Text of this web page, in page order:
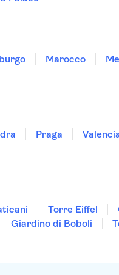
Marocco
Praga
Torre Eiffel
Giardino di Boboli